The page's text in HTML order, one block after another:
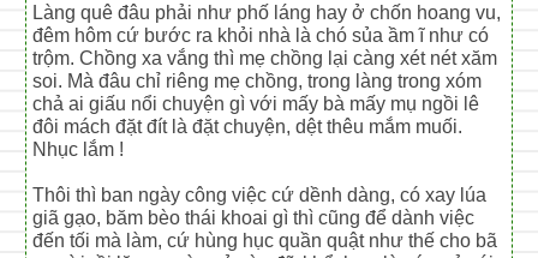
Làng quê đâu phải như phố láng hay ở chốn hoang vu,
đêm hôm cứ bước ra khỏi nhà là chó sủa ầm ĩ như có
trộm. Chồng xa vắng thì mẹ chồng lại càng xét nét xăm
soi. Mà đâu chỉ riêng mẹ chồng, trong làng trong xóm
chả ai giấu nổi chuyện gì với mấy bà mấy mụ ngồi lê
đôi mách đặt đít là đặt chuyện, dệt thêu mắm muối.
Nhục lắm !
Thôi thì ban ngày công việc cứ dềnh dàng, có xay lúa
giã gạo, băm bèo thái khoai gì thì cũng để dành việc
đến tối mà làm, cứ hùng hục quần quật như thế cho bã